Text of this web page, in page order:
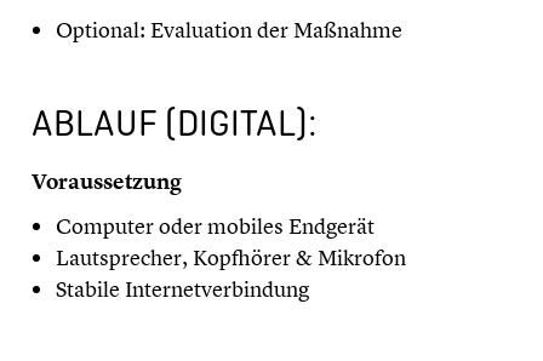
Optional: Evaluation der Maßnahme
ABLAUF (DIGITAL):
Voraussetzung
Computer oder mobiles Endgerät
Lautsprecher, Kopfhörer & Mikrofon
Stabile Internetverbindung